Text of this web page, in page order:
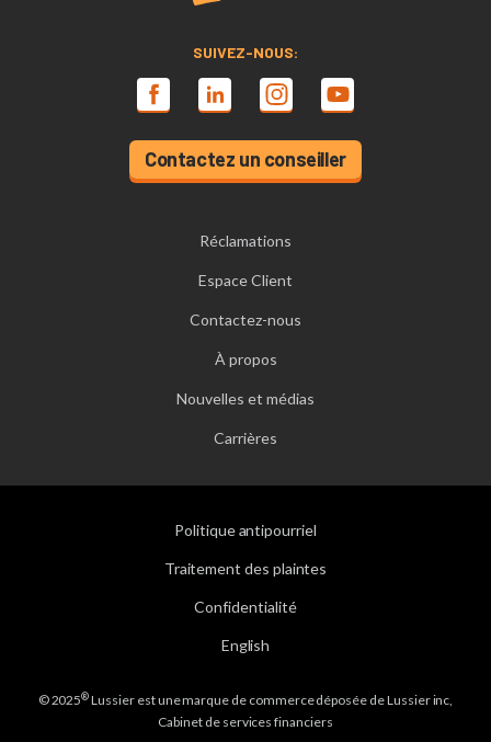
SUIVEZ-NOUS:
Contactez un conseiller
Réclamations
Espace Client
Contactez-nous
À propos
Nouvelles et médias
Carrières
Politique antipourriel
Traitement des plaintes
Confidentialité
English
© 2025®Lussier est une marque de commerce déposée de Lussier inc,
Cabinet de services financiers